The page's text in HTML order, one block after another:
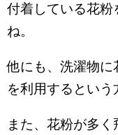
付着している花粉
ね。
他にも、洗濯物に
を利用するという
また、花粉が多